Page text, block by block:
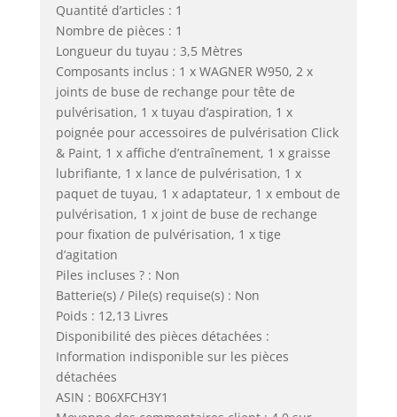
Quantité d’articles : 1
Nombre de pièces : 1
Longueur du tuyau : 3,5 Mètres
Composants inclus : 1 x WAGNER W950, 2 x
joints de buse de rechange pour tête de
pulvérisation, 1 x tuyau d’aspiration, 1 x
poignée pour accessoires de pulvérisation Click
& Paint, 1 x affiche d’entraînement, 1 x graisse
lubrifiante, 1 x lance de pulvérisation, 1 x
paquet de tuyau, 1 x adaptateur, 1 x embout de
pulvérisation, 1 x joint de buse de rechange
pour fixation de pulvérisation, 1 x tige
d’agitation
Piles incluses ? : Non
Batterie(s) / Pile(s) requise(s) : Non
Poids : 12,13 Livres
Disponibilité des pièces détachées :
Information indisponible sur les pièces
détachées
ASIN : B06XFCH3Y1